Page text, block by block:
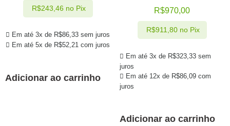
Em até 3x de R$86,33 sem juros
Em até 5x de R$52,21 com juros
R$243,46 no Pix
Adicionar ao carrinho
R$970,00
Em até 3x de R$323,33sem
juros
Em até 12x de R$86,09com
juros
R$911,80 no Pix
Adicionar ao carrinho